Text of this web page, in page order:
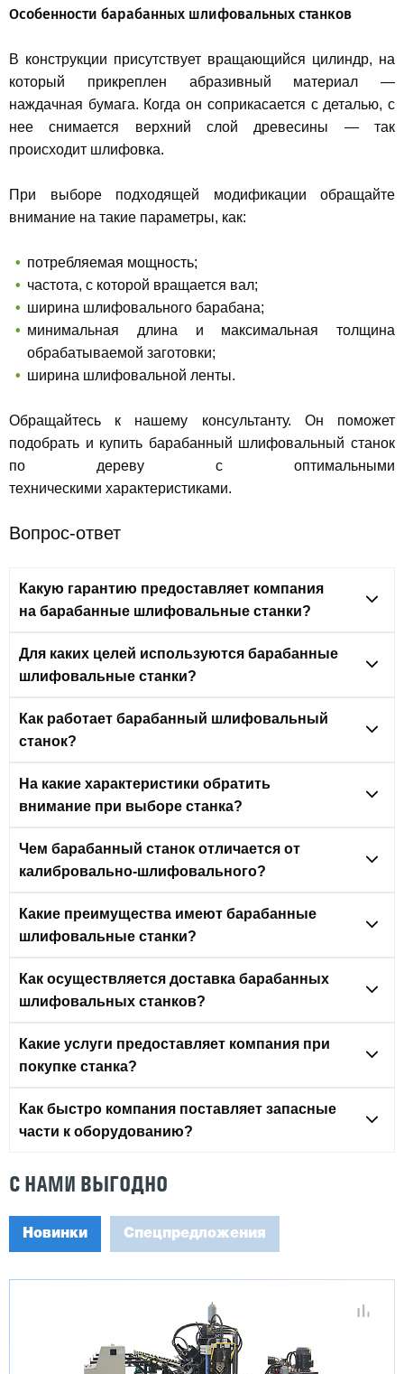
Особенности барабанных шлифовальных станков
В конструкции присутствует вращающийся цилиндр, на
который прикреплен абразивный материал —
наждачная бумага. Когда он соприкасается с деталью, с
нее снимается верхний слой древесины — так
происходит шлифовка.
При выборе подходящей модификации обращайте
внимание на такие параметры, как:
потребляемая мощность;
частота, с которой вращается вал;
ширина шлифовального барабана;
минимальная длина и максимальная толщина
обрабатываемой заготовки;
ширина шлифовальной ленты.
Обращайтесь к нашему консультанту. Он поможет
подобрать и купить барабанный шлифовальный станок
по дереву с оптимальными
техническими характеристиками.
Вопрос-ответ
Какую гарантию предоставляет компания
на барабанные шлифовальные станки?
Для каких целей используются барабанные
шлифовальные станки?
Как работает барабанный шлифовальный
станок?
На какие характеристики обратить
внимание при выборе станка?
Чем барабанный станок отличается от
калибровально-шлифовального?
Какие преимущества имеют барабанные
шлифовальные станки?
Как осуществляется доставка барабанных
шлифовальных станков?
Какие услуги предоставляет компания при
покупке станка?
Как быстро компания поставляет запасные
части к оборудованию?
С НАМИ ВЫГОДНО
Новинки Спецпредложения